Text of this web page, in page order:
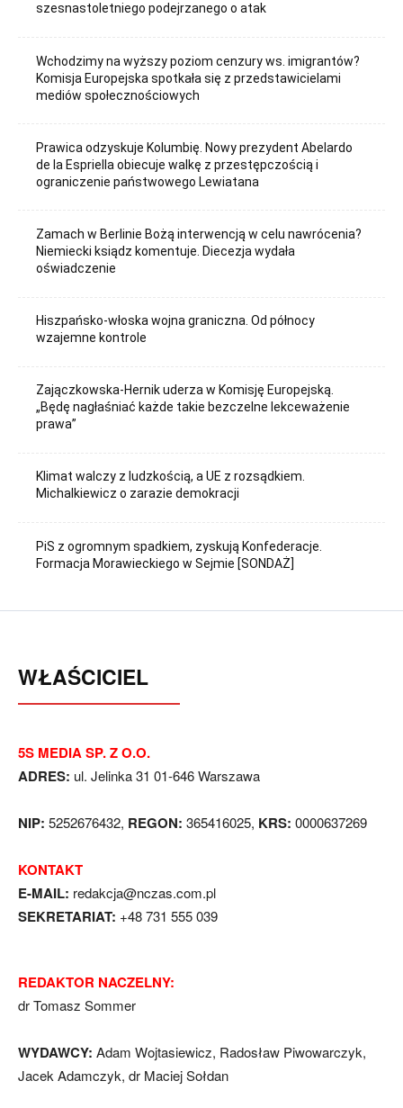
szesnastoletniego podejrzanego o atak
Wchodzimy na wyższy poziom cenzury ws. imigrantów?
Komisja Europejska spotkała się z przedstawicielami
mediów społecznościowych
Prawica odzyskuje Kolumbię. Nowy prezydent Abelardo
de la Espriella obiecuje walkę z przestępczością i
ograniczenie państwowego Lewiatana
Zamach w Berlinie Bożą interwencją w celu nawrócenia?
Niemiecki ksiądz komentuje. Diecezja wydała
oświadczenie
Hiszpańsko-włoska wojna graniczna. Od północy
wzajemne kontrole
Zajączkowska-Hernik uderza w Komisję Europejską.
„Będę nagłaśniać każde takie bezczelne lekceważenie
prawa”
Klimat walczy z ludzkością, a UE z rozsądkiem.
Michalkiewicz o zarazie demokracji
PiS z ogromnym spadkiem, zyskują Konfederacje.
Formacja Morawieckiego w Sejmie [SONDAŻ]
WŁAŚCICIEL
5S MEDIA SP. Z O.O.
ADRES: ul. Jelinka 31 01-646 Warszawa
NIP: 5252676432, REGON: 365416025, KRS: 0000637269
KONTAKT
E-MAIL: redakcja@nczas.com.pl
SEKRETARIAT: +48 731 555 039
REDAKTOR NACZELNY:
dr Tomasz Sommer
WYDAWCY: Adam Wojtasiewicz, Radosław Piwowarczyk,
Jacek Adamczyk, dr Maciej Sołdan